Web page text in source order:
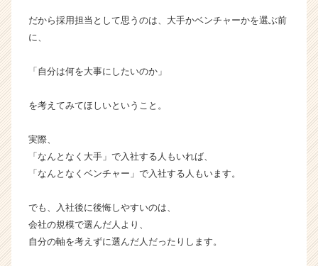
C
e
だから採用担当として思うのは、大手かベンチャーかを選ぶ前
に、
「自分は何を大事にしたいのか」
を考えてみてほしいということ。
実際、
「なんとなく大手」で入社する人もいれば、
「なんとなくベンチャー」で入社する人もいます。
でも、入社後に後悔しやすいのは、
会社の規模で選んだ人より、
自分の軸を考えずに選んだ人だったりします。